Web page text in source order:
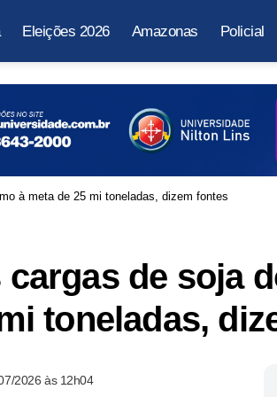
Eleições 2026 Amazonas Policial
à meta de 25 mi toneladas, dizem fontes
de soja
toneladas,
2026 às 12h04